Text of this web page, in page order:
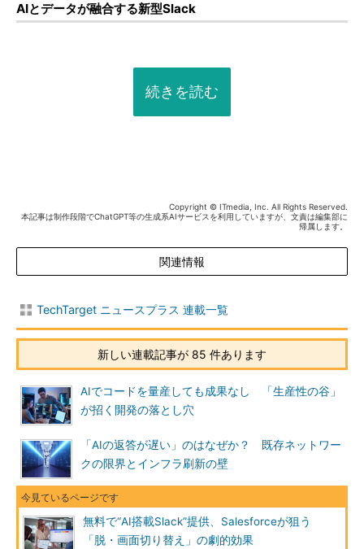
AIとデータが融合する新型Slack
続きを読む
Copyright © ITmedia, Inc. All Rights Reserved.
本記事は制作段階でChatGPT等の生成系AIサービスを利用していますが、文責は編集部に
帰属します。
関連情報
TechTarget ニュースプラス 連載一覧
新しい連載記事が 85 件あります
AIでコードを量産しても成果なし 「生産性の谷」
が招く開発の落とし穴
「AIの返答が遅い」のはなぜか？ 既存ネットワー
クの限界とインフラ刷新の壁
無料で“AI搭載Slack”提供、Salesforceが狙う
「脱・画面切り替え」の劇的効果